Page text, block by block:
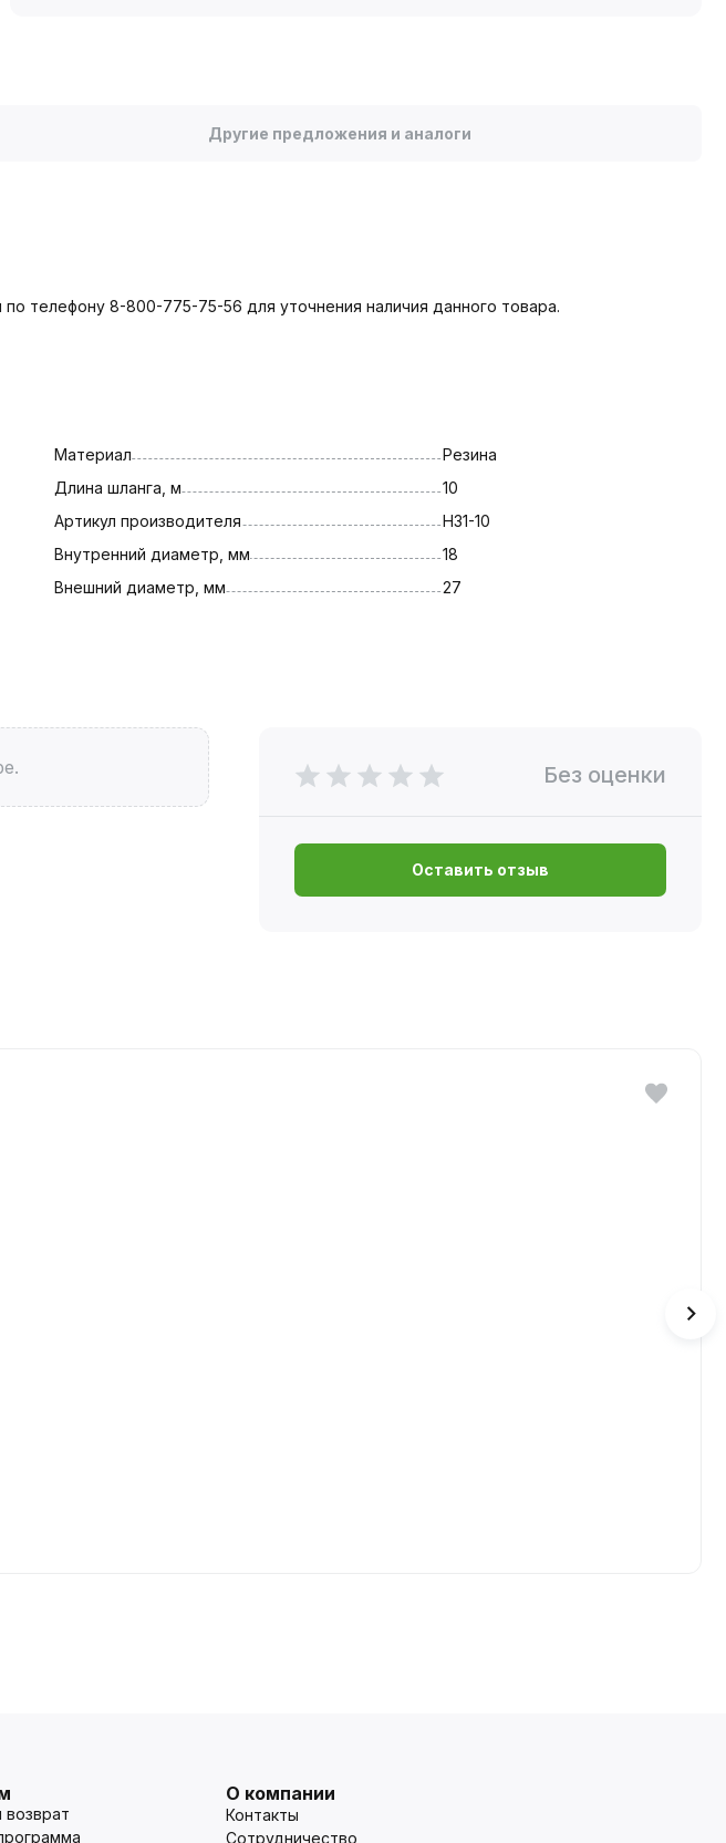
Другие предложения и аналоги
телефону 8-800-775-75-56 для уточнения наличия данного товара.
Материал
Резина
Длина шланга, м
10
Артикул производителя
Н31-10
Внутренний диаметр, мм
18
Внешний диаметр, мм
27
Без оценки
Оставить отзыв
возврат
О компании
Контакты
Сотрудничество